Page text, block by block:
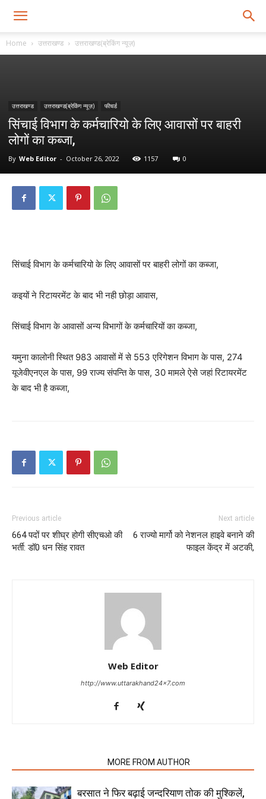
Home उत्तराखण्ड उत्तराखण्ड(ब्रेकिंग न्यूज़)
उत्तराखण्ड उत्तराखण्ड(ब्रेकिंग न्यूज़) फीचर्ड
सिंचाई विभाग के कर्मचारियो के लिए आवासों पर बाहरी
लोगों का कब्जा,
By Web Editor - October 26, 2022 1157 0
सिंचाई विभाग के कर्मचारियो के लिए आवासों पर बाहरी लोगों का कब्जा,
कइयों ने रिटायरमेंट के बाद भी नही छोड़ा आवास,
सिंचाई विभाग के आवासों अन्य विभागों के कर्मचारियों का कब्जा,
यमुना कालोनी स्थित 983 आवासों में से 553 एरिगेशन विभाग के पास, 274
यूजेवीएनएल के पास, 99 राज्य संपन्ति के पास, 30 मामले ऐसे जहां रिटायरमेंट
के बाद भी है कब्जा,
Previous article
664 पदों पर शीघ्र होगी सीएचओ की
भर्ती: डॉ0 धन सिंह रावत
Next article
6 राज्यो मार्गो को नेशनल हाइवे बनाने की
फाइल केंद्र में अटकी,
Web Editor
http://www.uttarakhand24x7.com
MORE FROM AUTHOR
बरसात ने फिर बढ़ाई जन्दरियाण तोक की मुश्किलें,